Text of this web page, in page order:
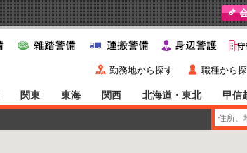
y 勤務地から探す ˙ 職種から
関東 東海 関西 北海道・東北 甲信